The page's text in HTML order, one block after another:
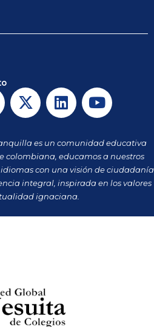
X
-
w
i
t
t
e
r
L
i
k
e
d
i
n
Y
o
t
u
b
e
es un comunidad educativa
colombiana, educamos a nuestros
con una visión de ciudadanía
integral, inspirada en los valores
ignaciana.